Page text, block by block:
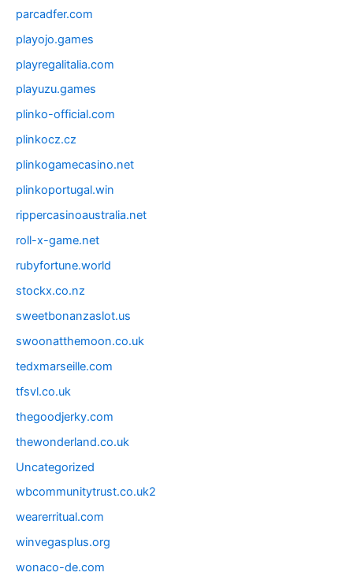
parcadfer.com
playojo.games
playregalitalia.com
playuzu.games
plinko-official.com
plinkocz.cz
plinkogamecasino.net
plinkoportugal.win
rippercasinoaustralia.net
roll-x-game.net
rubyfortune.world
stockx.co.nz
sweetbonanzaslot.us
swoonatthemoon.co.uk
tedxmarseille.com
tfsvl.co.uk
thegoodjerky.com
thewonderland.co.uk
Uncategorized
wbcommunitytrust.co.uk2
wearerritual.com
winvegasplus.org
wonaco-de.com